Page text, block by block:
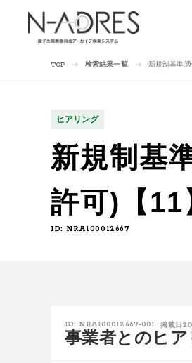
TOP 検索結果一覧 新規制基準
ヒアリング
新規制基
許可)【11
ID: NRA100012667
ID: NRA100012667-001 掲載日
事業者とのヒ